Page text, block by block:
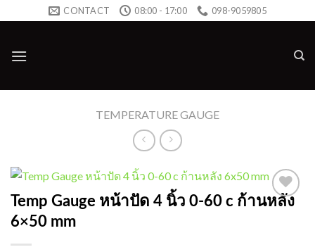
to
CONTACT 08:00 - 17:00 098-9059805
TEMPERATURE GAUGE
Add to
Temp Gauge หน้าปัด 4 นิ้ว 0-60 c ก้านหลัง
6×50 mm